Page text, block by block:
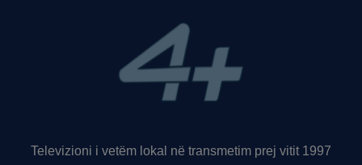
Televizioni i vetëm lokal në transmetim prej vitit 1997